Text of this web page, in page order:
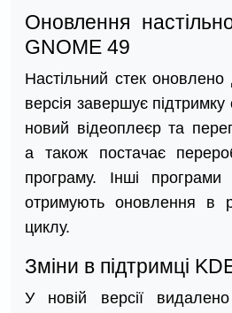
Оновлення
GNOME 49
Настільний стек
версія завершує
новий відеоплеєр та
а також постачає
програму. Інші
отримують оновлення в
циклу.
Зміни в підтримці
У новій версії